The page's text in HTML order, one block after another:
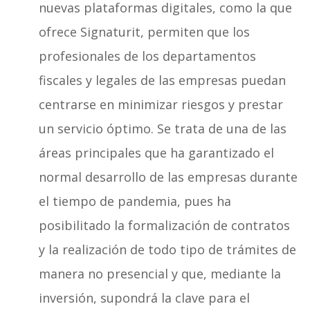
nuevas plataformas digitales, como la que
ofrece Signaturit, permiten que los
profesionales de los departamentos
fiscales y legales de las empresas puedan
centrarse en minimizar riesgos y prestar
un servicio óptimo. Se trata de una de las
áreas principales que ha garantizado el
normal desarrollo de las empresas durante
el tiempo de pandemia, pues ha
posibilitado la formalización de contratos
y la realización de todo tipo de trámites de
manera no presencial y que, mediante la
inversión, supondrá la clave para el